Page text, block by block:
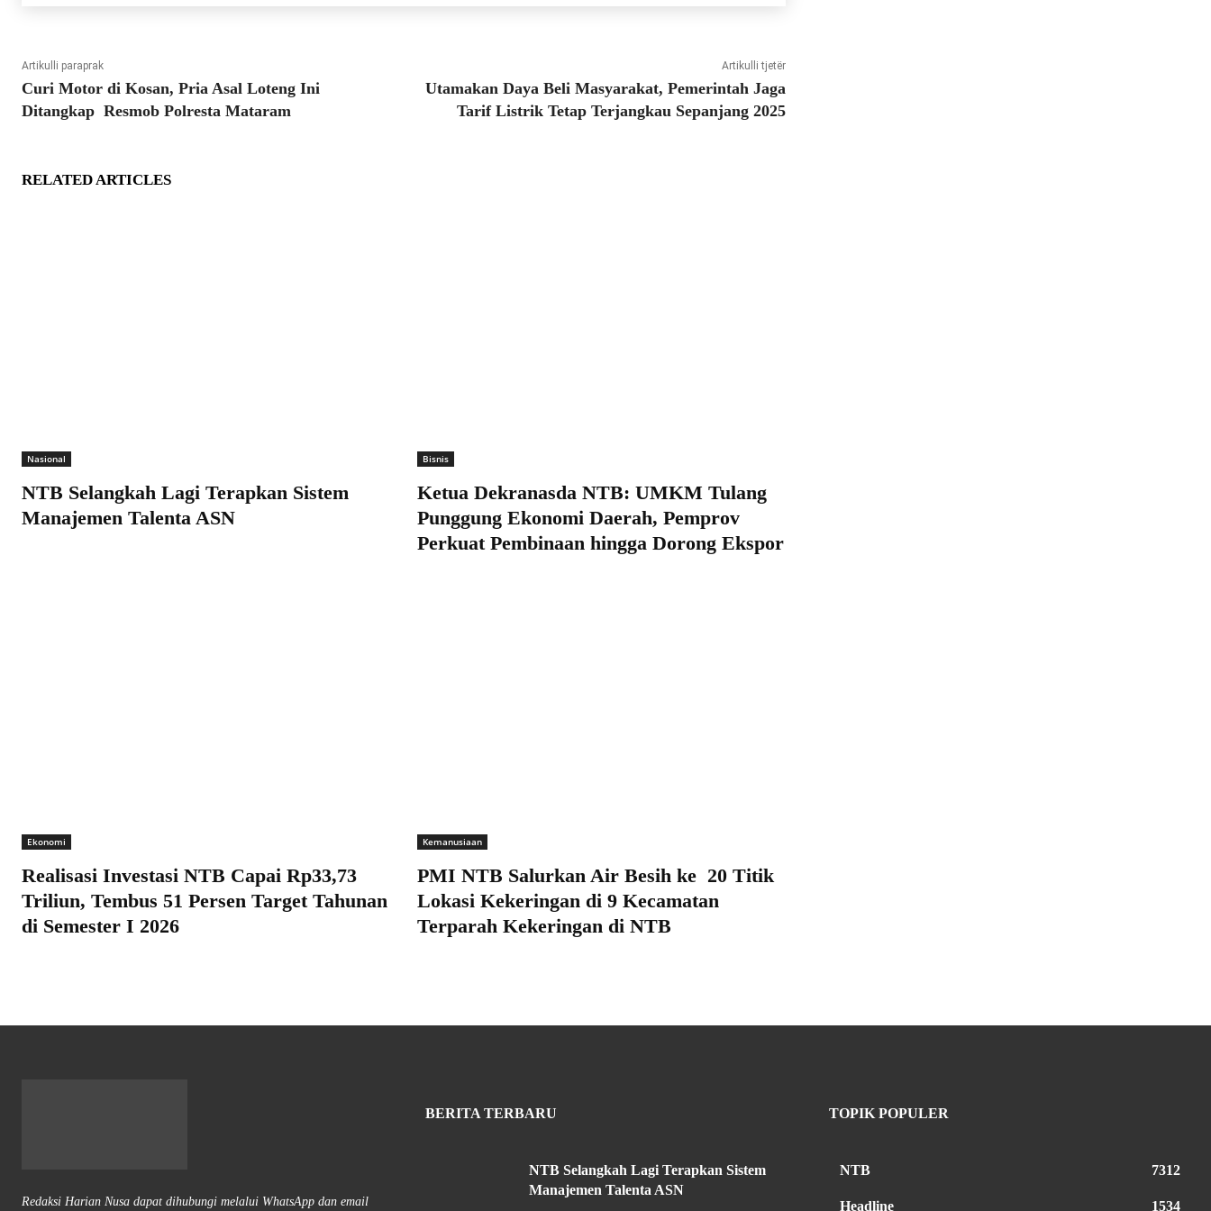
Artikulli paraprak
Curi Motor di Kosan, Pria Asal Loteng Ini
Ditangkap Resmob Polresta Mataram
Artikulli tjetër
Utamakan Daya Beli Masyarakat, Pemerintah Jaga
Tarif Listrik Tetap Terjangkau Sepanjang 2025
RELATED ARTICLES
Nasional
NTB Selangkah Lagi Terapkan Sistem
Manajemen Talenta ASN
Bisnis
Ketua Dekranasda NTB: UMKM Tulang
Punggung Ekonomi Daerah, Pemprov
Perkuat Pembinaan hingga Dorong Ekspor
Ekonomi
Realisasi Investasi NTB Capai Rp33,73
Triliun, Tembus 51 Persen Target Tahunan
di Semester I 2026
Kemanusiaan
PMI NTB Salurkan Air Besih ke 20 Titik
Lokasi Kekeringan di 9 Kecamatan
Terparah Kekeringan di NTB
Redaksi Harian Nusa dapat dihubungi melalui WhatsApp dan email
BERITA TERBARU
NTB Selangkah Lagi Terapkan Sistem
Manajemen Talenta ASN
TOPIK POPULER
NTB 7312
Headline 1534